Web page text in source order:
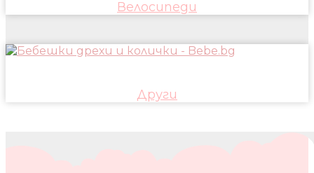
Велосипеди
Други